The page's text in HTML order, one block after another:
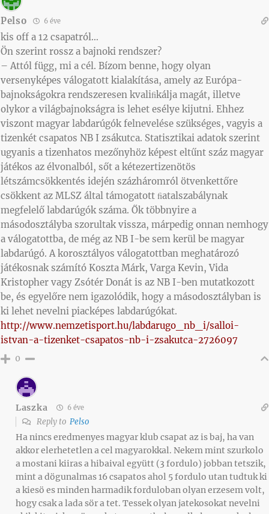
Pelso 6 éve
kis off a 12 csapatról…
Ön szerint rossz a bajnoki rendszer?
– Attól függ, mi a cél. Bízom benne, hogy olyan
versenyképes válogatott kialakítása, amely az Európa-
bajnokságokra rendszeresen kvaliﬁkálja magát, illetve
olykor a világbajnokságra is lehet esélye kijutni. Ehhez
viszont magyar labdarúgók felnevelése szükséges, vagyis a
tizenkét csapatos NB I zsákutca. Statisztikai adatok szerint
ugyanis a tizenhatos mezőnyhöz képest eltűnt száz magyar
játékos az élvonalból, sőt a kétezertizenötös
létszámcsökkentés idején százháromról ötvenkettőre
csökkent az MLSZ által támogatott ﬁatalszabálynak
megfelelő labdarúgók száma. Ők többnyire a
másodosztályba szorultak vissza, márpedig onnan nemhogy
a válogatottba, de még az NB I-be sem kerül be magyar
labdarúgó. A korosztályos válogatottban meghatározó
játékosnak számító Koszta Márk, Varga Kevin, Vida
Kristopher vagy Zsótér Donát is az NB I-ben mutatkozott
be, és egyelőre nem igazolódik, hogy a másodosztályban is
ki lehet nevelni piacképes labdarúgókat.
http://www.nemzetisport.hu/labdarugo_nb_i/salloi-
istvan-a-tizenket-csapatos-nb-i-zsakutca-2726097
0
Laszka 6 éve
Reply to Pelso
Ha nincs eredmenyes magyar klub csapat az is baj, ha van
akkor elerhetetlen a cel magyarokkal. Nekem mint szurkolo
a mostani kiiras a hibaival együtt (3 fordulo) jobban tetszik,
mint a dögunalmas 16 csapatos ahol 5 fordulo utan tudtuk ki
a kiesö es minden harmadik forduloban olyan erzesem volt,
hogy csak a lada sör a tet. Tessek olyan jatekosokat nevelni